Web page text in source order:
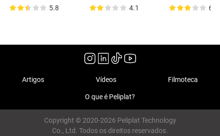
5.8 4.1 6.4
Artigos Vídeos Filmoteca
O que é Peliplat?
Copyright © 2020-2026 Peliplat Technology
Co., Ltd. Todos os direitos reservados.